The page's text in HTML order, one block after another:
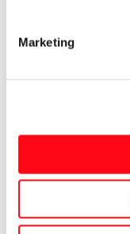
Marketing